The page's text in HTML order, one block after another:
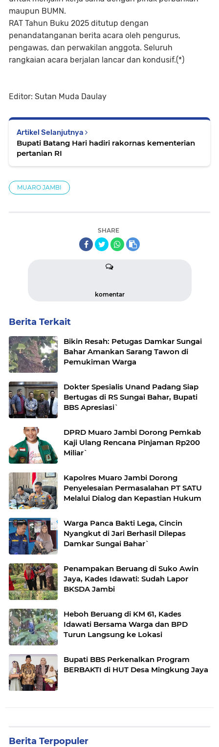
maupun BUMN.
RAT Tahun Buku 2025 ditutup dengan
penandatanganan berita acara oleh pengurus,
pengawas, dan perwakilan anggota. Seluruh
rangkaian acara berjalan lancar dan kondusif.(*)
Editor: Sutan Muda Daulay
Artikel Selanjutnya
Bupati Batang Hari hadiri rakornas kementerian
pertanian RI
MUARO JAMBI
SHARE
komentar
Berita Terkait
Bikin Resah: Petugas Damkar Sungai
Bahar Amankan Sarang Tawon di
Pemukiman Warga
Dokter Spesialis Unand Padang Siap
Bertugas di RS Sungai Bahar, Bupati
BBS Apresiasi`
DPRD Muaro Jambi Dorong Pemkab
Kaji Ulang Rencana Pinjaman Rp200
Miliar`
Kapolres Muaro Jambi Dorong
Penyelesaian Permasalahan PT SATU
Melalui Dialog dan Kepastian Hukum
Warga Panca Bakti Lega, Cincin
Nyangkut di Jari Berhasil Dilepas
Damkar Sungai Bahar`
Penampakan Beruang di Suko Awin
Jaya, Kades Idawati: Sudah Lapor
BKSDA Jambi
Heboh Beruang di KM 61, Kades
Idawati Bersama Warga dan BPD
Turun Langsung ke Lokasi
Bupati BBS Perkenalkan Program
BERBAKTI di HUT Desa Mingkung Jaya
Berita Terpopuler